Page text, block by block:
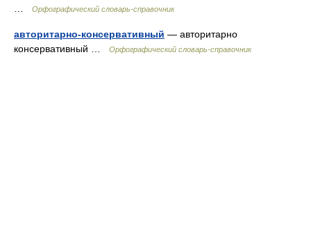
Орфографический словарь-справочник
авторитарно-консервативный — авторитарно
консервативный …
Орфографический словарь-справочник